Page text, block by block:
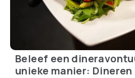
Beleef een
unieke manier: